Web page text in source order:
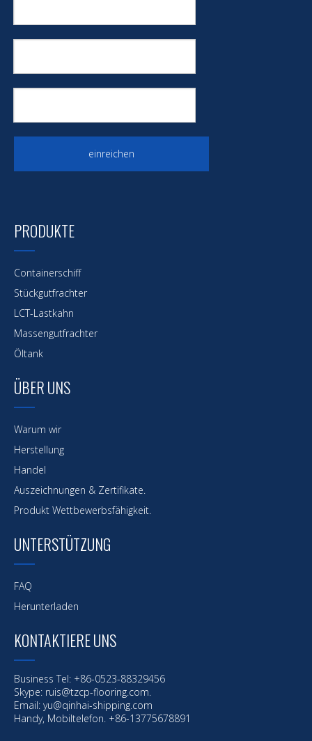
einreichen
PRODUKTE
Containerschiff
Stückgutfrachter
LCT-Lastkahn
Massengutfrachter
Öltank
ÜBER UNS
Warum wir
Herstellung
Handel
Auszeichnungen & Zertifikate.
Produkt Wettbewerbsfähigkeit.
UNTERSTÜTZUNG
FAQ
Herunterladen
KONTAKTIERE UNS
Business Tel: +86-0523-88329456
Skype: ruis@tzcp-flooring.com.
Email: yu@qinhai-shipping.com
Handy, Mobiltelefon. +86-13775678891